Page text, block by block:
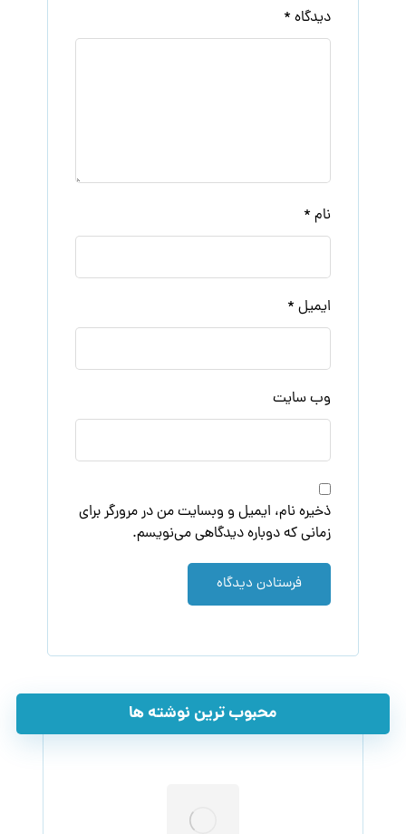
دیدگاه *
نام *
ایمیل *
وب‌ سایت
ذخیره نام، ایمیل و وبسایت من در مرورگر برای
زمانی که دوباره دیدگاهی می‌نویسم.
فرستادن دیدگاه
محبوب ترین نوشته ها